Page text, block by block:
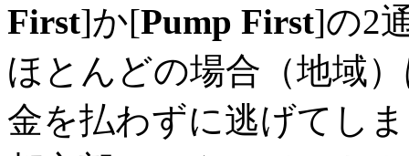
First]か[Pump First]の2
ほとんどの場合（地域
金を払わずに逃げてし